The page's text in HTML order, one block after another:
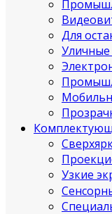
помещения
Всепогодные
рекламные
телевизоры
(уличные)
Для
Узкие